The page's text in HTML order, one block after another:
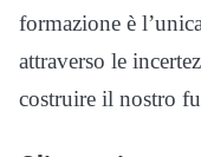
formazione è
attraverso le
costruire il nostro